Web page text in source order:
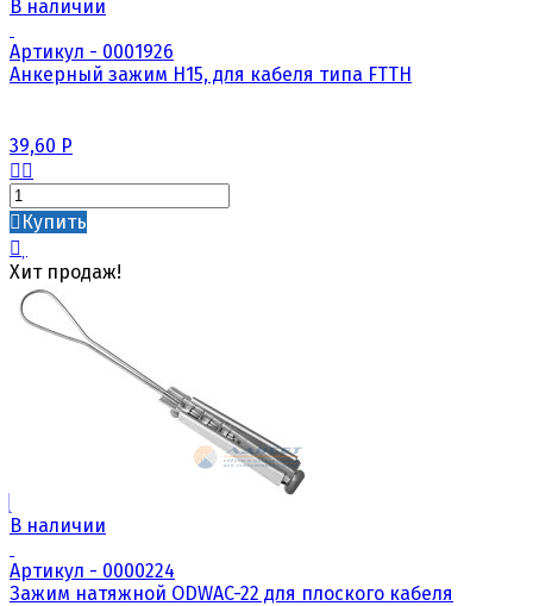
В наличии
Артикул - 0001926
Анкерный зажим Н15, для кабеля типа FTTH
39,60 Р
Купить
Хит продаж!
В наличии
Артикул - 0000224
Зажим натяжной ODWAC-22 для плоского кабеля